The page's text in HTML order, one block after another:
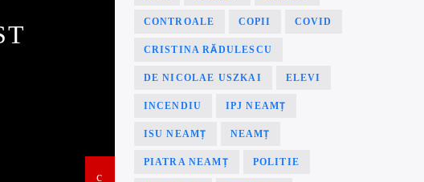
CONTROALE COPII COVID
CRISTINA RĂDULESCU
DE NICOLAE USZKAI ELEVI
INCENDIU IPJ NEAMȚ
ISU NEAMȚ NEAMȚ
PIATRA NEAMȚ POLITIE